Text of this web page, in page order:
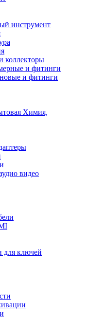
инструмент
коллекторы
и фитинги
и фитинги
Химия,
видео
для ключей